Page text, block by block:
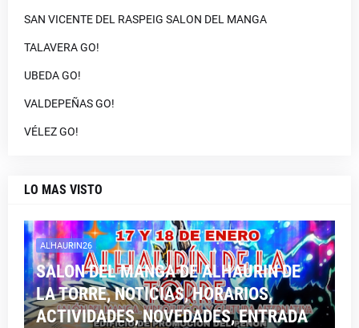
SAN VICENTE DEL RASPEIG SALON DEL MANGA
TALAVERA GO!
UBEDA GO!
VALDEPEÑAS GO!
VÉLEZ GO!
LO MAS VISTO
ALHAURIN26
SALON DEL MANGA DE ALHAURIN DE
LA TORRE, NOTICIAS, HORARIOS,
ACTIVIDADES, NOVEDADES, ENTRADA